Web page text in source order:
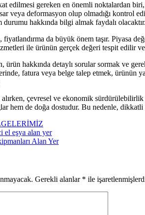
edilmesi gereken en önemli noktalardan
veya deformasyon olup olmadığı kontrol
hakkında bilgi almak faydalı olacaktır.
fiyatlandırma da büyük önem taşır. Piyasa
ile ürünün gerçek değeri tespit edilir
ürün hakkında detaylı sorular sormak ve
fatura veya belge talep etmek, ürünün
çevresel ve ekonomik
hem de doğa dostudur. Bu nedenle,
el eşya alan yer
Alan Yer
Gerekli alanlar * ile